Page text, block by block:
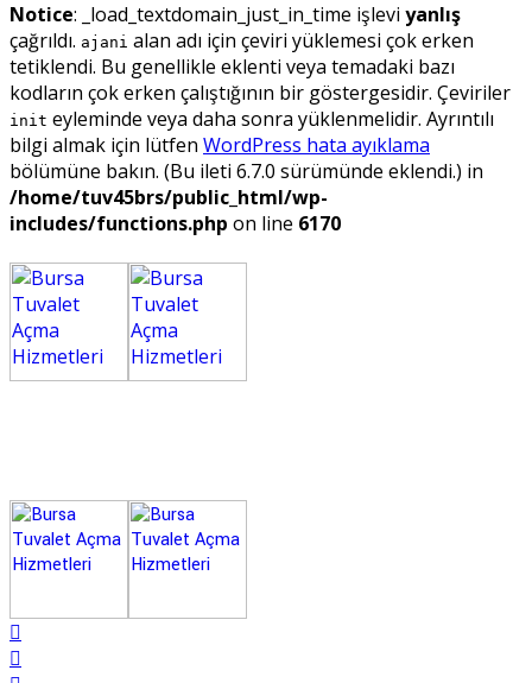
Notice: _load_textdomain_just_in_time işlevi yanlış
çağrıldı. ajani alan adı için çeviri yüklemesi çok erken
tetiklendi. Bu genellikle eklenti veya temadaki bazı
kodların çok erken çalıştığının bir göstergesidir. Çeviriler
init eyleminde veya daha sonra yüklenmelidir. Ayrıntılı
bilgi almak için lütfen WordPress hata ayıklama
bölümüne bakın. (Bu ileti 6.7.0 sürümünde eklendi.) in
/home/tuv45brs/public_html/wp-
includes/functions.php on line 6170